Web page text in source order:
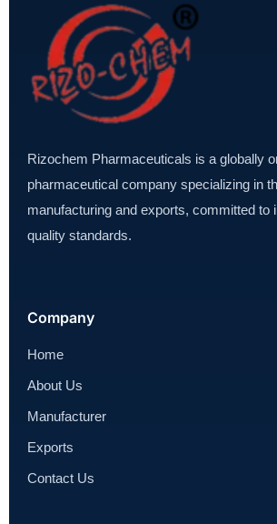
Rizochem Pharmaceuticals is a globally
pharmaceutical company specializing in
manufacturing and exports, committed to
quality standards.
Company
Home
About Us
Manufacturer
Exports
Contact Us